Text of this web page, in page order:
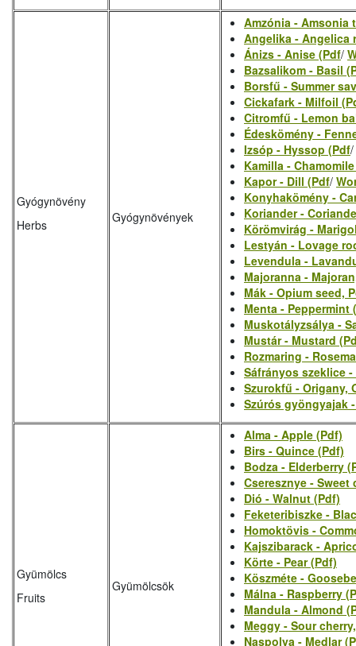
Gyógynövény
Herbs
Gyógynövények
Amzónia - Amsonia
Angelika - Angelica
Ánizs - Anise (Pdf/
Bazsalikom - Basil
Borsfű - Summer
Cickafark - Milfoil
Citromfű - Lemon
Édeskömény -
Izsóp - Hyssop (Pdf/
Kamilla -
Kapor - Dill (Pdf/
Konyhakömény -
Koriander -
Körömvirág -
Lestyán - Lovage
Levendula -
Majoranna -
Mák - Opium seed,
Menta - Peppermint
Muskotályzsálya -
Mustár - Mustard
Rozmaring -
Sáfrányos szeklice
Szurokfű - Origany,
Szúrós gyöngyajak
Gyümölcs
Fruits
Gyümölcsök
Alma - Apple (Pdf)
Birs - Quince (Pdf)
Bodza - Elderberry
Cseresznye - Sweet
Dió - Walnut (Pdf)
Feketeribiszke -
Homoktövis -
Kajszibarack -
Körte - Pear (Pdf)
Köszméte -
Málna - Raspberry
Mandula - Almond
Meggy - Sour
Naspolya - Medlar